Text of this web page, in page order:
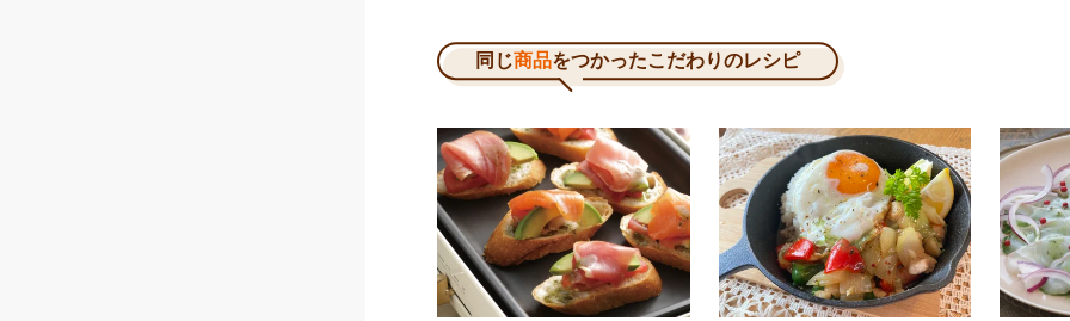
同じ商品をつかったこだわりのレシピ